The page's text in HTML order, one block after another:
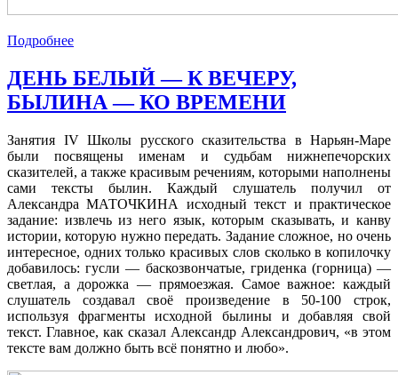
Подробнее
ДЕНЬ БЕЛЫЙ — К ВЕЧЕРУ,
БЫЛИНА — КО ВРЕМЕНИ
Занятия IV Школы русского сказительства в Нарьян-Маре
были посвящены именам и судьбам нижнепечорских
сказителей, а также красивым речениям, которыми наполнены
сами тексты былин. Каждый слушатель получил от
Александра МАТОЧКИНА исходный текст и практическое
задание: извлечь из него язык, которым сказывать, и канву
истории, которую нужно передать. Задание сложное, но очень
интересное, одних только красивых слов сколько в копилочку
добавилось: гусли — баскозвончатые, гриденка (горница) —
светлая, а дорожка — прямоезжая. Самое важное: каждый
слушатель создавал своё произведение в 50-100 строк,
используя фрагменты исходной былины и добавляя свой
текст. Главное, как сказал Александр Александрович, «в этом
тексте вам должно быть всё понятно и любо».